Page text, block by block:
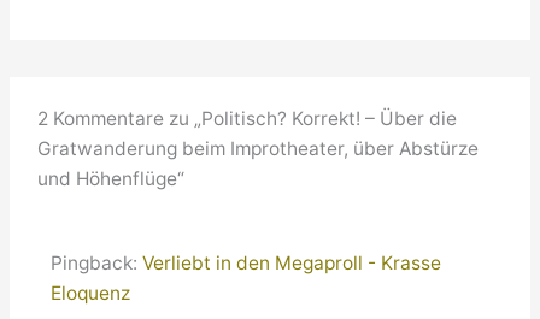
2 Kommentare zu „Politisch? Korrekt! – Über die
Gratwanderung beim Improtheater, über Abstürze
und Höhenflüge“
Pingback: Verliebt in den Megaproll - Krasse
Eloquenz